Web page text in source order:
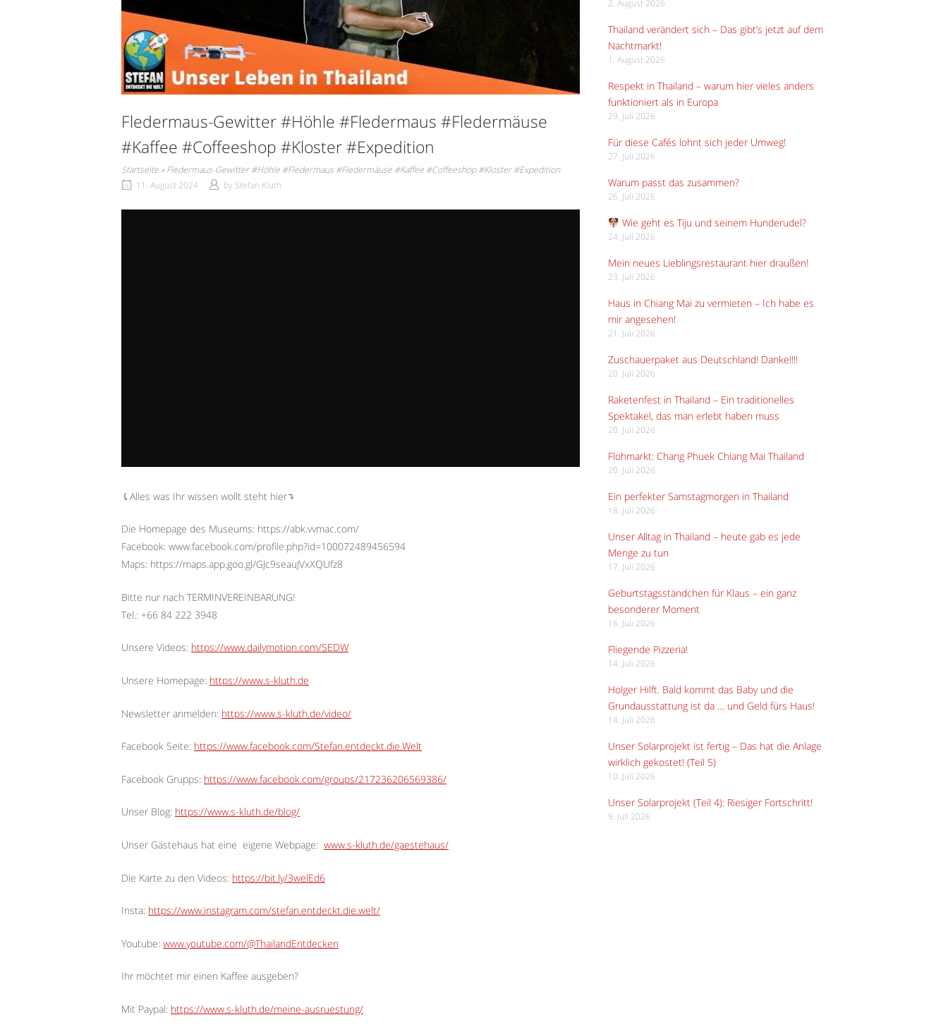
Fledermaus-Gewitter #Höhle #Fledermaus #Fledermäuse
#Kaffee #Coffeeshop #Kloster #Expedition
Startseite »Fledermaus-Gewitter #Höhle #Fledermaus #Fledermäuse #Kaffee #Coffeeshop #Kloster #Expedition
11. August 2024
by Stefan Kluth
⤹Alles was Ihr wissen wollt steht hier⤵︎
Die Homepage des Museums: https://abk.vvmac.com/
Facebook: www.facebook.com/profile.php?id=100072489456594
Maps: https://maps.app.goo.gl/GJc9seauJVxXQUfz8
Bitte nur nach TERMINVEREINBARUNG!
Tel.: +66 84 222 3948
Unsere Videos: https://www.dailymotion.com/SEDW
Unsere Homepage: https://www.s-kluth.de
Newsletter anmelden: https://www.s-kluth.de/video/
Facebook Seite: https://www.facebook.com/Stefan.entdeckt.die.Welt
Facebook Grupps: https://www.facebook.com/groups/217236206569386/
Unser Blog: https://www.s-kluth.de/blog/
Unser Gästehaus hat eine eigene Webpage: www.s-kluth.de/gaestehaus/
Die Karte zu den Videos: https://bit.ly/3welEd6
Insta: https://www.instagram.com/stefan.entdeckt.die.welt/
Youtube: www.youtube.com/@ThailandEntdecken
Ihr möchtet mir einen Kaffee ausgeben?
Mit Paypal: https://www.s-kluth.de/meine-ausruestung/
2. August 2026
Thailand verändert sich – Das gibt’s jetzt auf dem
Nachtmarkt!
1. August 2026
Respekt in Thailand – warum hier vieles anders
funktioniert als in Europa
29. Juli 2026
Für diese Cafés lohnt sich jeder Umweg!
27. Juli 2026
Warum passt das zusammen?
26. Juli 2026
Wie geht es Tiju und seinem Hunderudel?
24. Juli 2026
Mein neues Lieblingsrestaurant hier draußen!
23. Juli 2026
Haus in Chiang Mai zu vermieten – Ich habe es
mir angesehen!
21. Juli 2026
Zuschauerpaket aus Deutschland! Danke!!!!
20. Juli 2026
Raketenfest in Thailand – Ein traditionelles
Spektakel, das man erlebt haben muss
20. Juli 2026
Flohmarkt: Chang Phuek Chiang Mai Thailand
20. Juli 2026
Ein perfekter Samstagmorgen in Thailand
18. Juli 2026
Unser Alltag in Thailand – heute gab es jede
Menge zu tun
17. Juli 2026
Geburtstagsständchen für Klaus – ein ganz
besonderer Moment
16. Juli 2026
Fliegende Pizzeria!
14. Juli 2026
Holger Hilft. Bald kommt das Baby und die
Grundausstattung ist da … und Geld fürs Haus!
14. Juli 2026
Unser Solarprojekt ist fertig – Das hat die Anlage
wirklich gekostet! (Teil 5)
10. Juli 2026
Unser Solarprojekt (Teil 4): Riesiger Fortschritt!
9. Juli 2026